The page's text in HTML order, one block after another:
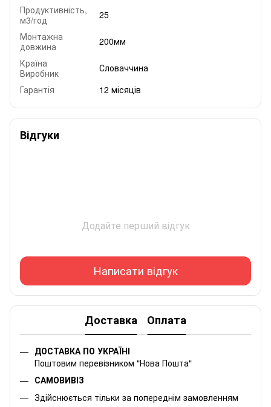
Продуктивність,
м3/год
25
Монтажна
довжина
200мм
Країна
Виробник
Словаччина
Гарантія
12 місяців
Відгуки
Додайте перший відгук
Написати відгук
Доставка Оплата
ДОСТАВКА ПО УКРАЇНІ
Поштовим перевізником "Нова Пошта"
САМОВИВІЗ
Здійснюється тільки за попереднім замовленням